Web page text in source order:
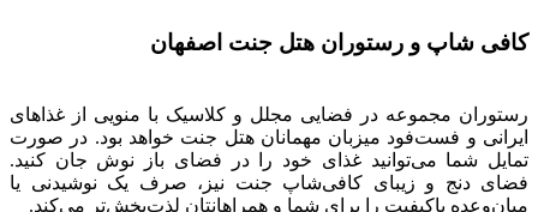
کافی شاپ و رستوران هتل جنت اصفهان
رستوران مجموعه در فضایی مجلل و کلاسیک با منویی از غذاهای
ایرانی و فست‌فود میزبان مهمانان هتل جنت خواهد بود. در صورت
تمایل شما می‌توانید غذای خود را در فضای باز نوش جان کنید.
فضای دنج و زیبای کافی‌شاپ جنت نیز، صرف یک نوشیدنی یا
میان‌وعده باکیفیت را برای شما و همراهانتان لذت‌بخش‌تر می‌کند.